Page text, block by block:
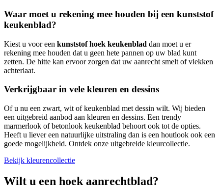
Waar moet u rekening mee houden bij een kunststof
keukenblad?
Kiest u voor een kunststof hoek keukenblad dan moet u er
rekening mee houden dat u geen hete pannen op uw blad kunt
zetten. De hitte kan ervoor zorgen dat uw aanrecht smelt of vlekken
achterlaat.
Verkrijgbaar in vele kleuren en dessins
Of u nu een zwart, wit of keukenblad met dessin wilt. Wij bieden
een uitgebreid aanbod aan kleuren en dessins. Een trendy
marmerlook of betonlook keukenblad behoort ook tot de opties.
Heeft u liever een natuurlijke uitstraling dan is een houtlook ook een
goede mogelijkheid. Ontdek onze uitgebreide kleurcollectie.
Bekijk kleurencollectie
Wilt u een hoek aanrechtblad?